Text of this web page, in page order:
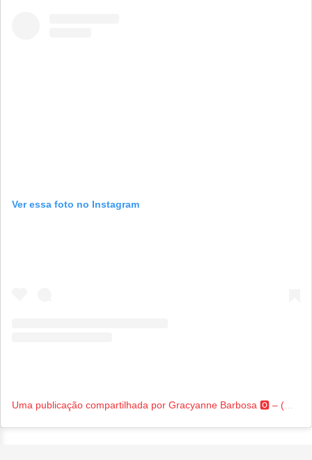
Ver essa foto no Instagram
Uma publicação compartilhada por Gracyanne Barbosa 🅾️ – (@graoficial)